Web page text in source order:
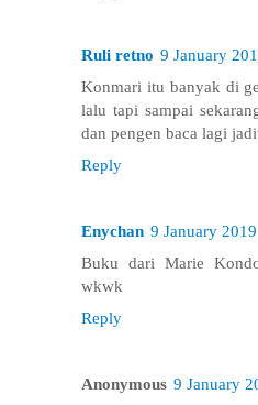
Ruli retno 9 January
Konmari itu banyak di
lalu tapi sampai
dan pengen baca lagi
Reply
Enychan 9 January
Buku dari Marie
wkwk
Reply
Anonymous 9 January